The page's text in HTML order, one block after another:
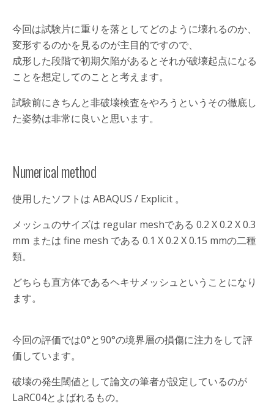
今回は試験片に重りを落としてどのように壊れるのか、
変形するのかを見るのが主目的ですので、
成形した段階で初期欠陥があるとそれが破壊起点になる
ことを想定してのことと考えます。
試験前にきちんと非破壊検査をやろうというその徹底し
た姿勢は非常に良いと思います。
Numerical method
使用したソフトは ABAQUS / Explicit 。
メッシュのサイズは regular meshである 0.2 X 0.2 X 0.3
mm または fine mesh である 0.1 X 0.2 X 0.15 mmの二種
類。
どちらも直方体であるヘキサメッシュということになり
ます。
今回の評価では0°と90°の境界層の損傷に注力をして評
価しています。
破壊の発生閾値として論文の筆者が設定しているのが
LaRC04とよばれるもの。